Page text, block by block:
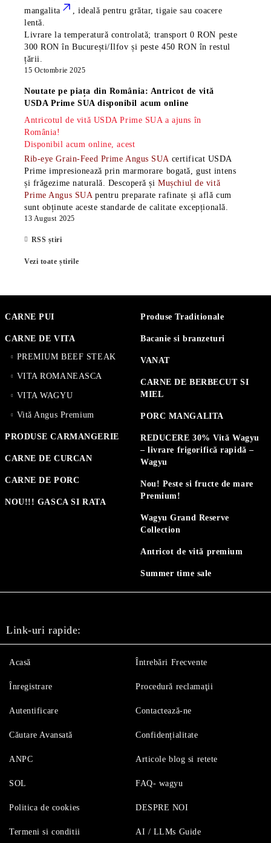
mangalita
, ideală pentru grătar, tigaie sau coacere
lentă.
Livrare la temperatură controlată; transport 0 RON peste
300 RON în București/Ilfov și peste 450 RON în restul
țării.
15 Octombrie 2025
Noutate pe piața din România: Antricot de vită
USDA Prime SUA disponibil acum online
Antricotul de vită USDA Prime SUA a ajuns în
România!
Disponibil acum online, acest
Rib-eye Grain-Feed Prime Angus SUA certificat USDA
Prime impresionează prin marmorare bogată, gust intens
și frăgezime naturală. Descoperă șiMușchiul de vită
Prime Angus SUA pentru preparate rafinate și află cum
sunt obținute aceste standarde de calitate excepțională.
13 August 2025
RSS știri
Vezi toate știrile
CARNE PUI
CARNE DE VITA
PREMIUM BEEF STEAK
VITA ROMANEASCA
VITA WAGYU
Vită Angus Premium
PRODUSE CARMANGERIE
CARNE DE CURCAN
CARNE DE PORC
NOU!!! GASCA SI RATA
Produse Traditionale
Bacanie si branzeturi
VANAT
CARNE DE BERBECUT SI
MIEL
PORC MANGALITA
REDUCERE 30% Vită Wagyu
– livrare frigorifică rapidă –
Wagyu
Nou! Peste si fructe de mare
Premium!
Wagyu Grand Reserve
Collection
Antricot de vită premium
Summer time sale
Link-uri rapide:
Acasă
Înregistrare
Autentificare
Căutare Avansată
Întrebări Frecvente
Procedură reclamaţii
Contactează-ne
Confidențialitate
ANPC
SOL
Politica de cookies
Termeni si conditii
Articole blog si retete
FAQ- wagyu
DESPRE NOI
AI / LLMs Guide